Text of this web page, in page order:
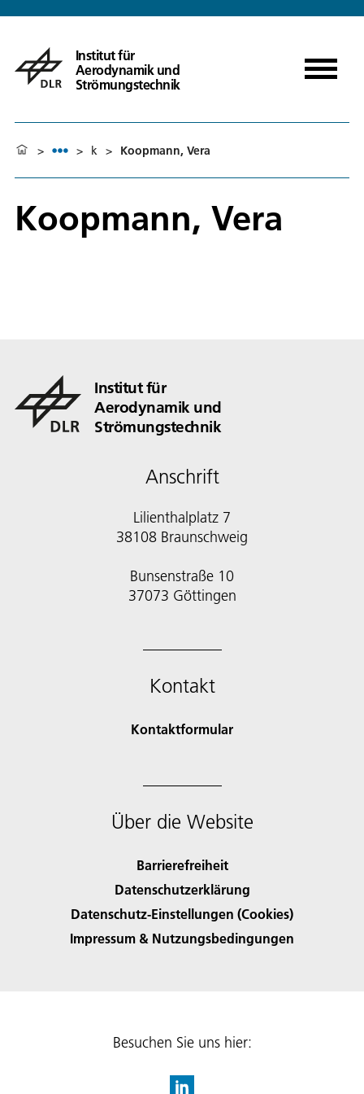
Institut für
Aerodynamik und
Strömungstechnik
> > k > Koopmann, Vera
Koopmann, Vera
Institut für
Aerodynamik und
Strömungstechnik
Anschrift
Lilienthalplatz 7
38108 Braunschweig
Bunsenstraße 10
Kontakt
Kontaktformular
Über die Website
Barrierefreiheit
Datenschutzerklärung
Datenschutz-Einstellungen (Cookies)
Impressum & Nutzungsbedingungen
Besuchen Sie uns hier: